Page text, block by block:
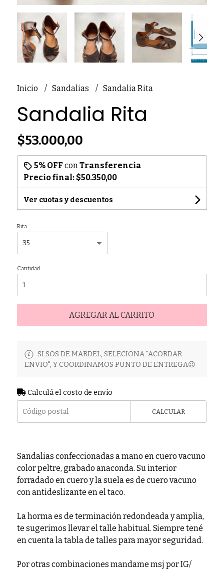
Inicio Sandalias Sandalia Rita
Sandalia Rita
$53.000,00
5% OFF conTransferencia
Precio final: $50.350,00
Ver cuotas y descuentos
Rita
Cantidad
AGREGAR AL CARRITO
SI SOS DE MARDEL, SELECIONA "ACORDAR
ENVIO", Y COORDINAMOS PUNTO DE ENTREGA😉
Calculá el costo de envío
CALCULAR
Sandalias confeccionadas a mano en cuero vacuno
color peltre, grabado anaconda. Su interior
forradado en cuero y la suela es de cuero vacuno
con antideslizante en el taco.
La horma es de terminación redondeada y amplia,
te sugerimos llevar el talle habitual. Siempre tené
en cuenta la tabla de talles para mayor seguridad.
Por otras combinaciones mandame msj por IG/